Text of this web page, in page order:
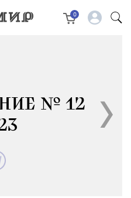
0
№ 12